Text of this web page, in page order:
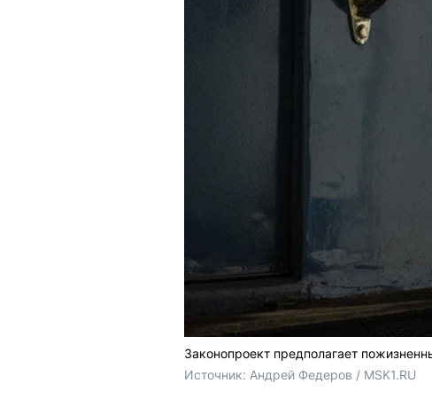
Законопроект предполагает
Источник: Андрей Федеров / MSK1.RU